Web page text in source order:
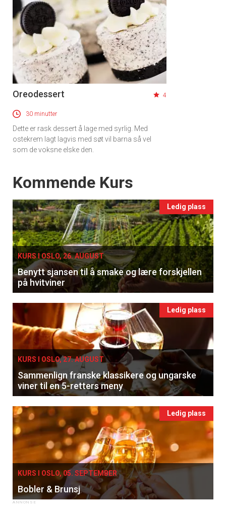
Registrer deg
Oreodessert 4
30 minutter
Dette er rask dessert å lage med syrlig. Med
ostekrem lagt lagvis med søt vil barna så vel
som de voksne elske den.
Events
Kommende Kurs
Ledig plass
KURS I OSLO, 26. AUGUST
Benytt sjansen til å smake og lære forskjellen
på hvitviner
Ledig plass
KURS I OSLO, 27. AUGUST
Sammenlign franske klassikere og ungarske
viner til en 5-retters meny
Ledig plass
KURS I OSLO, 05. SEPTEMBER
Bobler & Brunsj